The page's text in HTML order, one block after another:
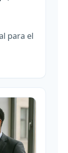
para el